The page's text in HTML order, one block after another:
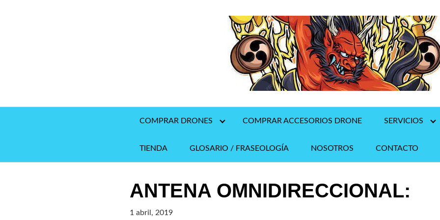
COMPRAR DRONES COMPRAR ACCESORIOS DRONE SERVICIOS
TIENDA GLOSARIO / FRASEOLOGÍA NOSOTROS CONTACTO
ANTENA OMNIDIRECCIONAL:
1 abril, 2019